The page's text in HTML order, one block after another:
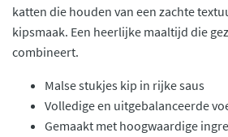
katten die houden van een zachte
kipsmaak. Een heerlijke maaltijd die
combineert.
Malse stukjes kip in rijke saus
Volledige en uitgebalanceerde
Gemaakt met hoogwaardige